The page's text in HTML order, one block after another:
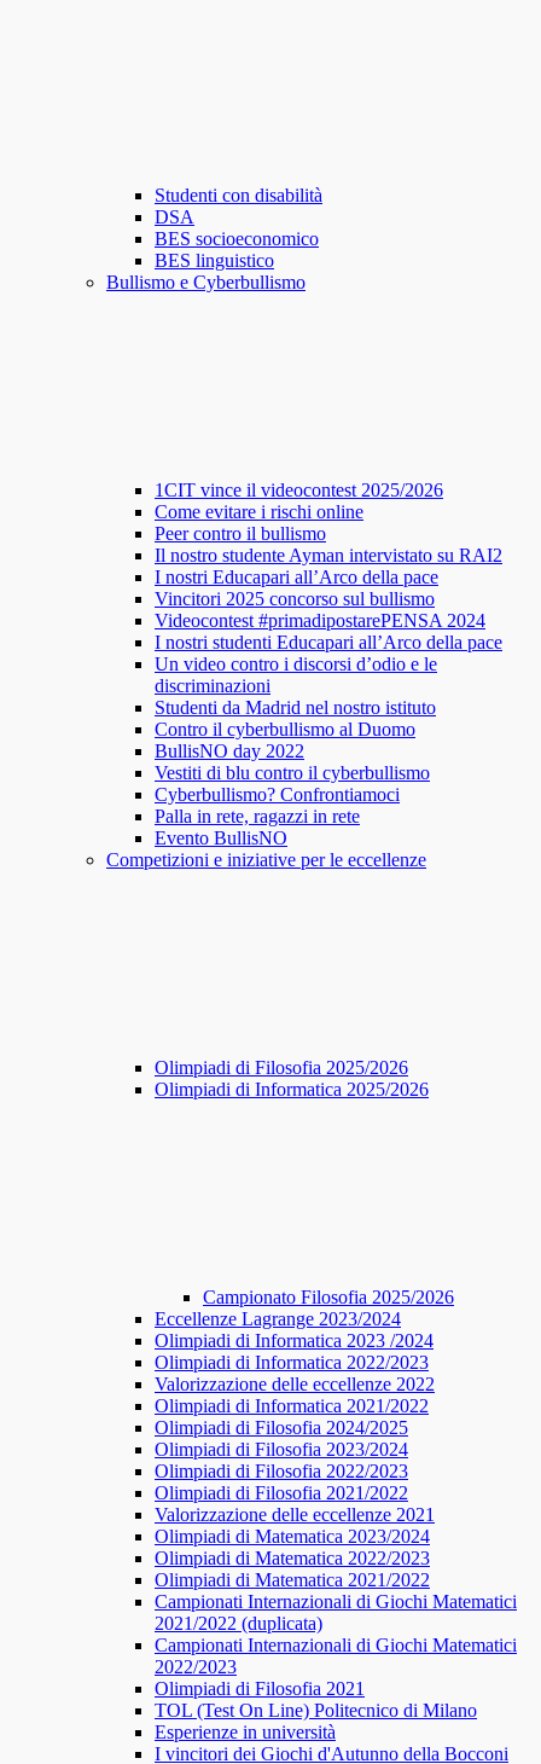
Studenti con disabilità
DSA
BES socioeconomico
BES linguistico
Bullismo e Cyberbullismo
1CIT vince il videocontest 2025/2026
Come evitare i rischi online
Peer contro il bullismo
Il nostro studente Ayman intervistato su RAI2
I nostri Educapari all’Arco della pace
Vincitori 2025 concorso sul bullismo
Videocontest #primadipostarePENSA 2024
I nostri studenti Educapari all’Arco della pace
Un video contro i discorsi d’odio e le
discriminazioni
Studenti da Madrid nel nostro istituto
Contro il cyberbullismo al Duomo
BullisNO day 2022
Vestiti di blu contro il cyberbullismo
Cyberbullismo? Confrontiamoci
Palla in rete, ragazzi in rete
Evento BullisNO
Competizioni e iniziative per le eccellenze
Olimpiadi di Filosofia 2025/2026
Olimpiadi di Informatica 2025/2026
Campionato Filosofia 2025/2026
​​Eccellenze Lagrange 2023/2024
Olimpiadi di Informatica 2023 /2024
Olimpiadi di Informatica 2022/2023
Valorizzazione delle eccellenze 2022
Olimpiadi di Informatica 2021/2022
Olimpiadi di Filosofia 2024/2025
Olimpiadi di Filosofia 2023/2024
Olimpiadi di Filosofia 2022/2023
Olimpiadi di Filosofia 2021/2022
Valorizzazione delle eccellenze 2021
Olimpiadi di Matematica 2023/2024
Olimpiadi di Matematica 2022/2023
Olimpiadi di Matematica 2021/2022
Campionati Internazionali di Giochi Matematici
2021/2022 (duplicata)
Campionati Internazionali di Giochi Matematici
2022/2023
Olimpiadi di Filosofia 2021
TOL (Test On Line) Politecnico di Milano
Esperienze in università
I vincitori dei Giochi d'Autunno della Bocconi